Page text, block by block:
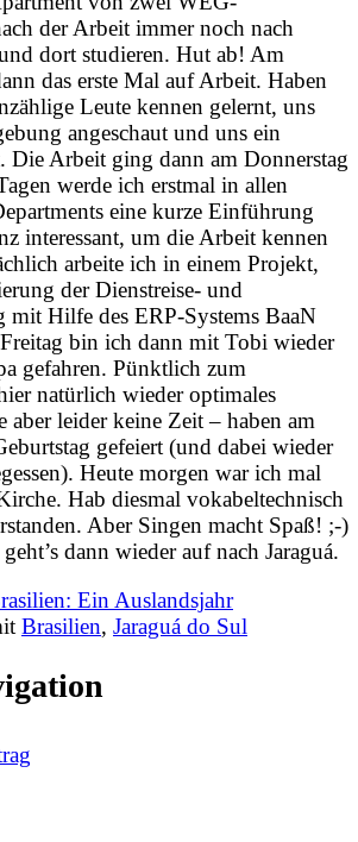
der Arbeit immer noch nach
dort studieren. Hut ab! Am
das erste Mal auf Arbeit. Haben
Leute kennen gelernt, uns
angeschaut und uns ein
Die Arbeit ging dann am Donnerstag
werde ich erstmal in allen
eine kurze Einführung
interessant, um die Arbeit kennen
arbeite ich in einem Projekt,
der Dienstreise- und
mit Hilfe des ERP-Systems BaaN
bin ich dann mit Tobi wieder
gefahren. Pünktlich zum
natürlich wieder optimales
aber leider keine Zeit – haben am
gefeiert (und dabei wieder
Heute morgen war ich mal
Hab diesmal vokabeltechnisch
Aber Singen macht Spaß! ;-)
dann wieder auf nach Jaraguá.
Ein Auslandsjahr
Brasilien, Jaraguá do Sul